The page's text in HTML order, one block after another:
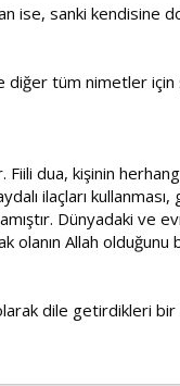
ise, sanki kendisine
diğer tüm nimetler
dua, kişinin
ilaçları
Dünyadaki ve
olanın Allah
dile getirdikleri bir